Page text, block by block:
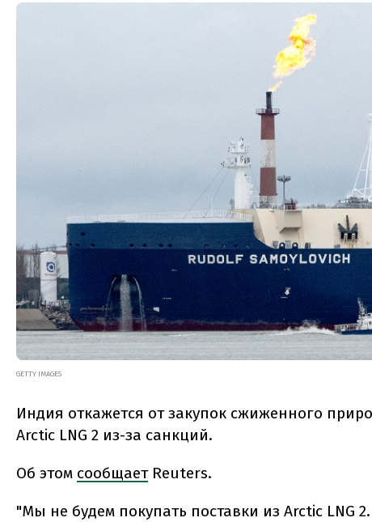
GETTY IMAGES
Индия откажется от закупок сжиженного
Arctic LNG 2 из-за санкций.
Об этом сообщаетReuters.
"Мы не будем покупать поставки из Arctic LNG